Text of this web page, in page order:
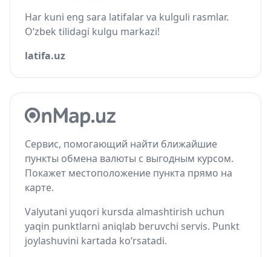
Har kuni eng sara latifalar va kulguli rasmlar.
O‘zbek tilidagi kulgu markazi!
latifa.uz
Сервис, помогающий найти ближайшие
пункты обмена валюты с выгодным курсом.
Покажет местоположение пункта прямо на
карте.
Valyutani yuqori kursda almashtirish uchun
yaqin punktlarni aniqlab beruvchi servis. Punkt
joylashuvini kartada ko‘rsatadi.